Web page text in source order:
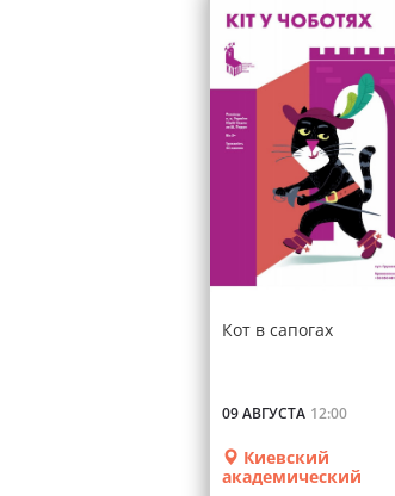
Кот в сапогах
09 АВГУСТА 12:00
Киевский
академический